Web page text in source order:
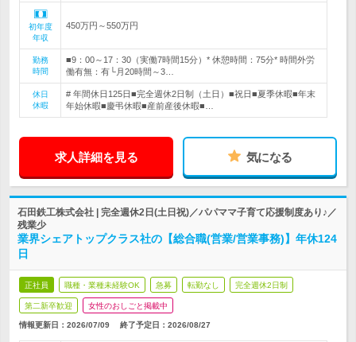
初年度
年収
450万円～550万円
勤務
時間
■9：00～17：30（実働7時間15分）* 休憩時間：75分* 時間外労
働有無：有└月20時間～3…
休日
休暇
# 年間休日125日■完全週休2日制（土日）■祝日■夏季休暇■年末
年始休暇■慶弔休暇■産前産後休暇■…
求人詳細を見る 気になる
石田鉄工株式会社 | 完全週休2日(土日祝)／パパママ子育て応援制度あり♪／
残業少
業界シェアトップクラス社の【総合職(営業/営業事務)】年休124
日
正社員 職種・業種未経験OK 急募 転勤なし 完全週休2日制
第二新卒歓迎 女性のおしごと掲載中
情報更新日：2026/07/09 終了予定日： 2026/08/27